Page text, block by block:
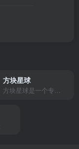
方块星球
方块星球是一个专注于我的世界的中文论坛，提供丰富的资源分享、玩家交流和创意展示，包括地图、皮肤、数据包等内容，打造Minecraft玩家的专属社区乐园！